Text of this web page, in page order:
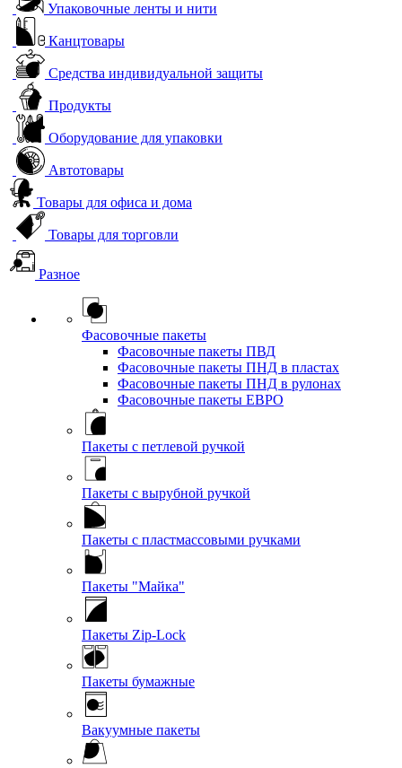
Упаковочные ленты и нити
Канцтовары
Средства индивидуальной защиты
Продукты
Оборудование для упаковки
Автотовары
Товары для офиса и дома
Товары для торговли
Разное
Фасовочные пакеты
Фасовочные пакеты ПВД
Фасовочные пакеты ПНД в пластах
Фасовочные пакеты ПНД в рулонах
Фасовочные пакеты ЕВРО
Пакеты с петлевой ручкой
Пакеты с вырубной ручкой
Пакеты с пластмассовыми ручками
Пакеты "Майка"
Пакеты Zip-Lock
Пакеты бумажные
Вакуумные пакеты